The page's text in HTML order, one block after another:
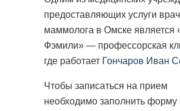
Записаться
Иссечение поражения кожи
шт. или в диаметр
предоставляющих услуги
маммолога в Омске является
Фэмили» — профессорская
где работает Гончаров Иван
Чтобы записаться на прием
необходимо заполнить форму